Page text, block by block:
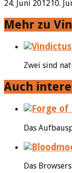
24. Juni 201210.
Mehr zu
Zwei sind
Auch
Das
Das